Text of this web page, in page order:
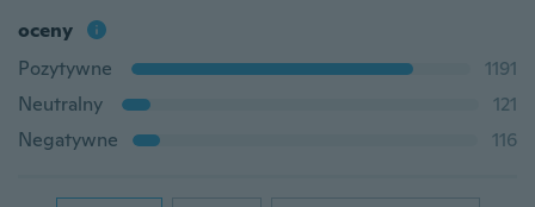
oceny
Pozytywne
1191
Neutralny
121
Negatywne
116